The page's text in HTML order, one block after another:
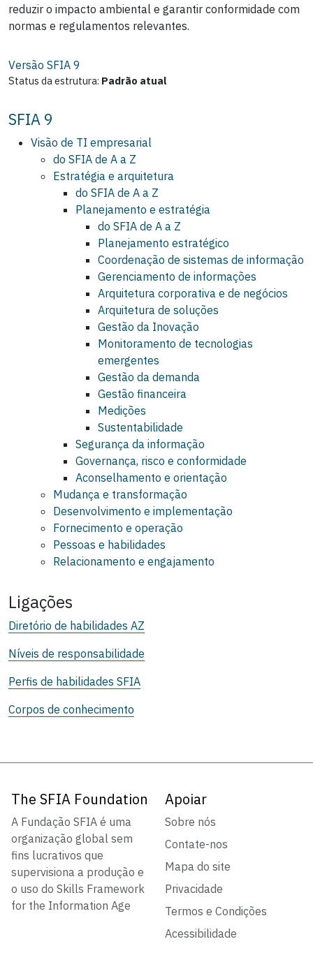
reduzir o impacto ambiental e garantir conformidade com
normas e regulamentos relevantes.
Versão SFIA 9
Status da estrutura: Padrão atual
SFIA 9
Visão de TI empresarial
do SFIA de A a Z
Estratégia e arquitetura
do SFIA de A a Z
Planejamento e estratégia
do SFIA de A a Z
Planejamento estratégico
Coordenação de sistemas de informação
Gerenciamento de informações
Arquitetura corporativa e de negócios
Arquitetura de soluções
Gestão da Inovação
Monitoramento de tecnologias
emergentes
Gestão da demanda
Gestão financeira
Medições
Sustentabilidade
Segurança da informação
Governança, risco e conformidade
Aconselhamento e orientação
Mudança e transformação
Desenvolvimento e implementação
Fornecimento e operação
Pessoas e habilidades
Relacionamento e engajamento
Ligações
Diretório de habilidades AZ
Níveis de responsabilidade
Perfis de habilidades SFIA
Corpos de conhecimento
The SFIA Foundation
A Fundação SFIA é uma
organização global sem
fins lucrativos que
supervisiona a produção e
o uso do Skills Framework
for the Information Age
Apoiar
Sobre nós
Contate-nos
Mapa do site
Privacidade
Termos e Condições
Acessibilidade